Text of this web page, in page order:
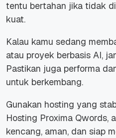
tentu bertahan jika tidak
kuat.
Kalau kamu sedang
atau proyek berbasis AI,
Pastikan juga performa
untuk berkembang.
Gunakan hosting yang
Hosting Proxima Qwords,
kencang, aman, dan siap